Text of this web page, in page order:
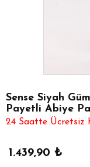
Sense Siyah
Payetli Abiye
24 Saatte Ücretsiz
1.439,90 ₺